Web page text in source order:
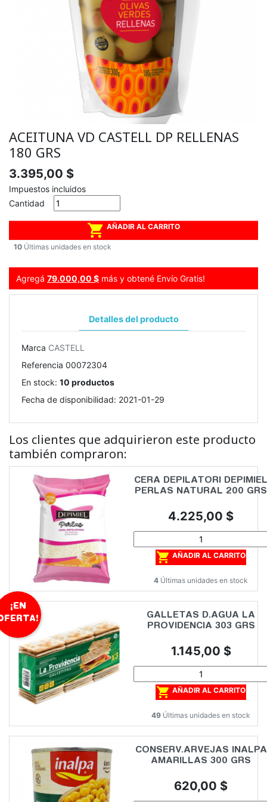
ACEITUNA VD CASTELL DP RELLENAS
180 GRS
3.395,00 $
Impuestos incluidos
Cantidad
 AÑADIR AL CARRITO
10 Últimas unidades en stock
Agregá 79.000,00 $ más y obtené Envío Gratis!
Detalles del producto
Marca CASTELL
Referencia 00072304
En stock: 10 productos
Fecha de disponibilidad: 2021-01-29
Los clientes que adquirieron este producto
también compraron:
CERA DEPILATORI DEPIMIEL
PERLAS NATURAL 200 GRS
Precio
4.225,00 $
 AÑADIR AL CARRITO
4 Últimas unidades en stock
GALLETAS D.AGUA LA
PROVIDENCIA 303 GRS
Precio
1.145,00 $
 AÑADIR AL CARRITO
49 Últimas unidades en stock
¡EN
CONSERV.ARVEJAS INALPA
AMARILLAS 300 GRS
Precio
620,00 $